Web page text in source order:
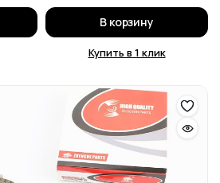
В корзину
Купить в 1 клик